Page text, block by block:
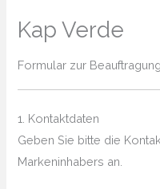
Kap Verde
Formular zur
1. Kontaktdaten
Geben Sie bitte die
Markeninhabers an.